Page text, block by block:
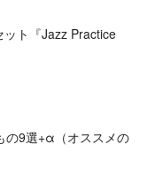
ト『Jazz Practice
の9選+α（オススメの